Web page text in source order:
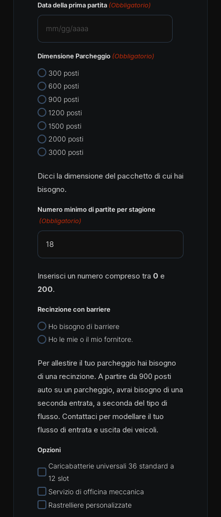
Data della prima partita (Obbligatorio)
GG
slash
AAAA
Dimensione Parcheggio (Obbligatorio)
300 posti
600 posti
900 posti
1200 posti
1500 posti
2000 posti
3000 posti
Dicci la dimensione del pacchetto di cui hai
bisogno.
Numero minimo di partite per stagione
(Obbligatorio)
Inserisci un numero compreso tra 0 e
200.
Recinzione con barriere
Ho bisogno di barriere
Ho le mie o il mio fornitore.
Per allestire il tuo parcheggio hai bisogno
di una recinzione. A partire da 900 posti
auto su un parcheggio, avrai bisogno di una
seconda entrata, a seconda del tipo di
flusso. Contattaci per modellare il tuo
flusso di entrata e uscita dei veicoli.
Opzioni
Caricabatterie universali 36 standard a
12 slot
Servizio di officina meccanica
Rastrelliere personalizzate